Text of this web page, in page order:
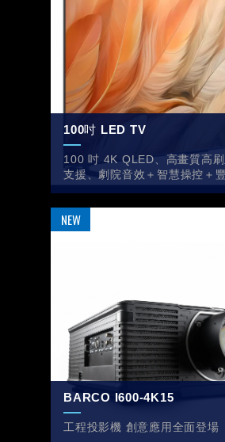
100吋 LED TV
100 吋 4K QLED、高畫質高
支援、劇院音效＋智慧操控＋
BARCO I600-4K15
工程投影機 創意應用全面登場